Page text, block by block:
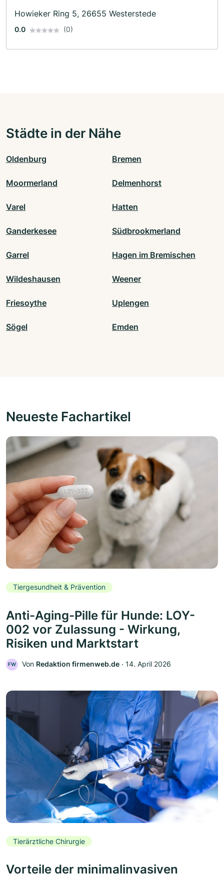
Howieker Ring 5, 26655 Westerstede
0.0 (0)
Städte in der Nähe
Oldenburg Bremen
Moormerland Delmenhorst
Varel Hatten
Ganderkesee Südbrookmerland
Garrel Hagen im Bremischen
Wildeshausen Weener
Friesoythe Uplengen
Sögel Emden
Neueste Fachartikel
Tiergesundheit & Prävention
Anti-Aging-Pille für Hunde: LOY-
002 vor Zulassung - Wirkung,
Risiken und Marktstart
FW Von Redaktion firmenweb.de ‧ 14. April 2026
Tierärztliche Chirurgie
Vorteile der minimalinvasiven